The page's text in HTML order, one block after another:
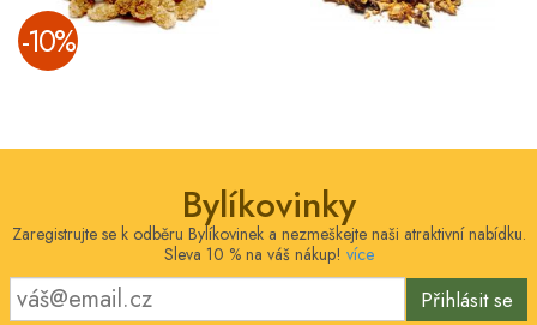
­-10%
Bylíkovinky
Zaregistrujte se k odběru Bylíkovinek a nezmeškejte naši atraktivní nabídku.
Sleva 10 % na váš nákup! více
Přihlásit se